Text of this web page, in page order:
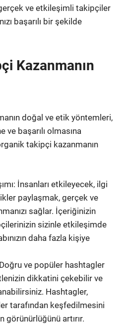
ve etkileşimli takipçiler
başarılı bir şekilde
Kazanmanın
doğal ve etik yöntemleri,
ve başarılı olmasına
takipçi kazanmanın
İnsanları etkileyecek, ilgi
paylaşmak, gerçek ve
sağlar. İçeriğinizin
sizinle etkileşimde
daha fazla kişiye
ve popüler hashtagler
dikkatini çekebilir ve
Hashtagler,
tarafından keşfedilmesini
görünürlüğünü artırır.